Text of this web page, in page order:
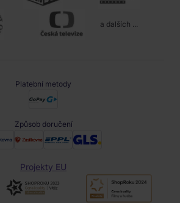
a dalších ...
Platební metody
Způsob doručení
Projekty EU